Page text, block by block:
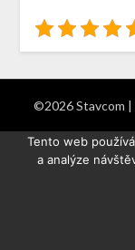
©2026 Stavcom |
Tento web
a analýze